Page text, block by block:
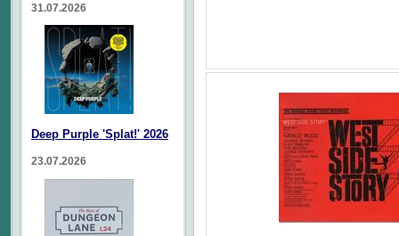
31.07.2026
Deep Purple 'Splat!' 2026
23.07.2026